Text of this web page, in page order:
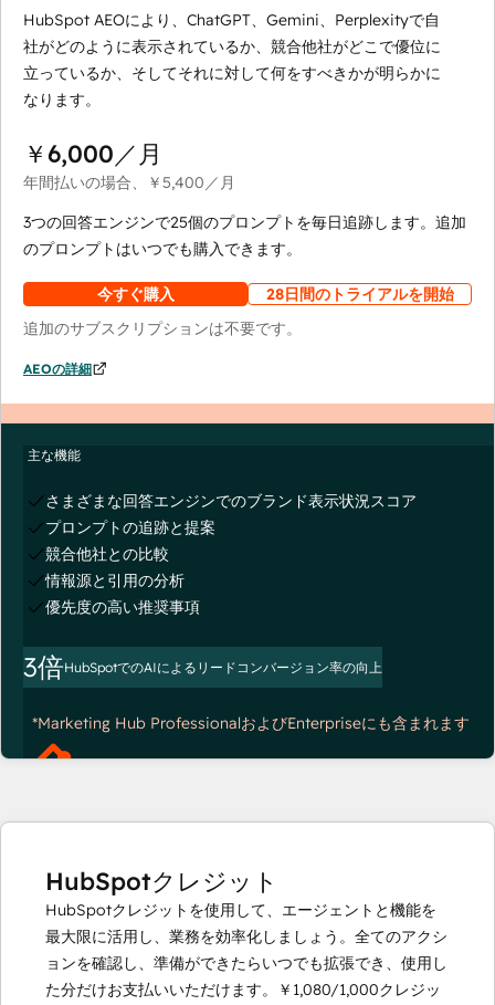
HubSpot AEOにより、ChatGPT、Gemini、Perplexityで自
社がどのように表示されているか、競合他社がどこで優位に
立っているか、そしてそれに対して何をすべきかが明らかに
なります。
￥6,000／月
年間払いの場合、 ￥5,400／月
3つの回答エンジンで25個のプロンプトを毎日追跡します。追加
のプロンプトはいつでも購入できます。
今すぐ購入
28日間のトライアルを開始
追加のサブスクリプションは不要です。
AEOの詳細
主な機能
さまざまな回答エンジンでのブランド表示状況スコア
プロンプトの追跡と提案
競合他社との比較
情報源と引用の分析
優先度の高い推奨事項
3倍HubSpotでのAIによるリードコンバージョン率の向上
*Marketing Hub ProfessionalおよびEnterpriseにも含まれます
HubSpotクレジット
HubSpotクレジットを使用して、エージェントと機能を
最大限に活用し、業務を効率化しましょう。全てのアクシ
ョンを確認し、準備ができたらいつでも拡張でき、使用し
た分だけお支払いいただけます。
￥1,080/1,000クレジッ